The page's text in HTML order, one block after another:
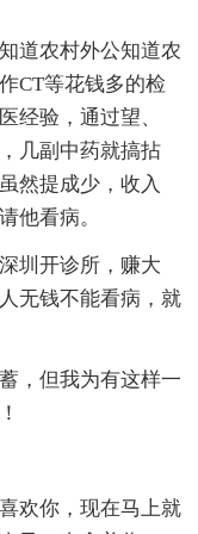
道农村外公知道农
CT等花钱多的检
经验，通过望、
几副中药就搞拈
然提成少，收入
他看病。
圳开诊所，赚大
无钱不能看病，就
，但我为有这样一
欢你，现在马上就